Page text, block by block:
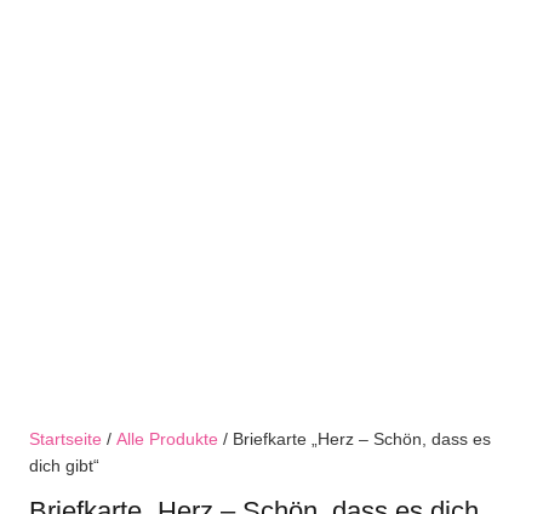
Startseite / Alle Produkte / Briefkarte „Herz – Schön, dass es
dich gibt“